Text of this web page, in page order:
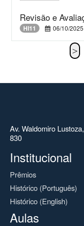
Revisão e
HI11 06/10/2025
Av. Waldomiro
830
Institucional
Prêmios
Histórico (Português)
Histórico (English)
Aulas